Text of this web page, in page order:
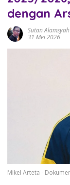
dengan
Sutan Alamsyah
31 Mei 2026
Mikel Arteta -